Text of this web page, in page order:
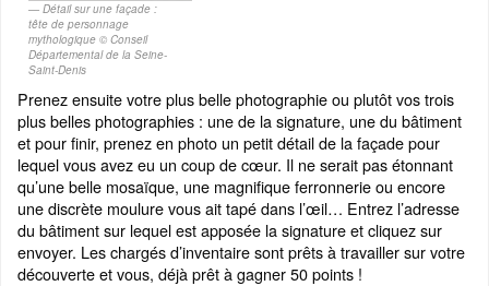
Détail sur une façade :
tête de personnage
mythologique © Conseil
Départemental de la Seine-
Saint-Denis
Prenez ensuite votre plus belle photographie ou plutôt vos trois
plus belles photographies : une de la signature, une du bâtiment
et pour finir, prenez en photo un petit détail de la façade pour
lequel vous avez eu un coup de cœur. Il ne serait pas étonnant
qu’une belle mosaïque, une magnifique ferronnerie ou encore
une discrète moulure vous ait tapé dans l’œil… Entrez l’adresse
du bâtiment sur lequel est apposée la signature et cliquez sur
envoyer. Les chargés d’inventaire sont prêts à travailler sur votre
découverte et vous, déjà prêt à gagner 50 points !